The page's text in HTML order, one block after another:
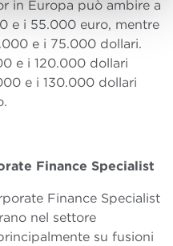
in Europa può ambire a
e i 55.000 euro, mentre
e i 75.000 dollari.
e i 120.000 dollari
e i 130.000 dollari
Finance Specialist
Finance Specialist
nel settore
su fusioni